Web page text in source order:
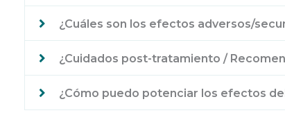
¿Cuáles son los efectos adversos/
¿Cuidados post-tratamiento /
¿Cómo puedo potenciar los efectos